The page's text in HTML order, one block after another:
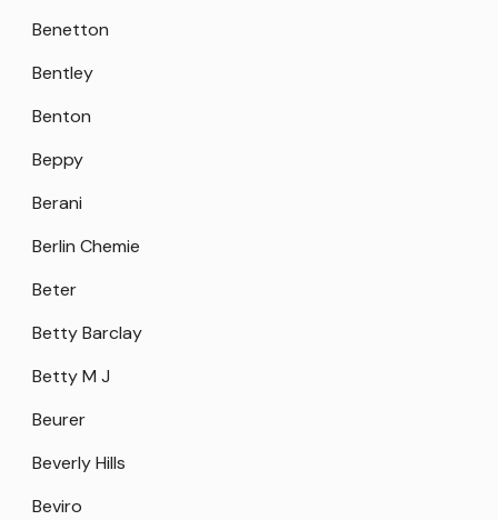
Benetton
Bentley
Benton
Beppy
Berani
Berlin Chemie
Beter
Betty Barclay
Betty M J
Beurer
Beverly Hills
Beviro